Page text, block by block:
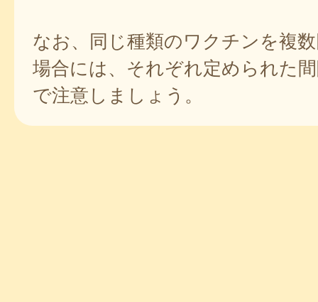
なお、同じ種類のワクチンを複
場合には、それぞれ定められた
で注意しましょう。